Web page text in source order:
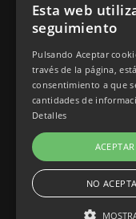
Política de privacidad
2026 © Copyright
Esta web
seguimiento
Pulsando Aceptar
través de la página,
consentimiento a que
cantidades de
Detalles
NO